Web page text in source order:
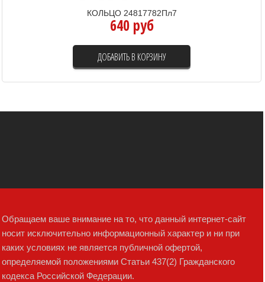
КОЛЬЦО 24817782Пл7
640 руб
ДОБАВИТЬ В КОРЗИНУ
Обращаем ваше внимание на то, что данный интернет-сайт
носит исключительно информационный характер и ни при
каких условиях не является публичной офертой,
определяемой положениями Статьи 437(2) Гражданского
кодекса Российской Федерации.